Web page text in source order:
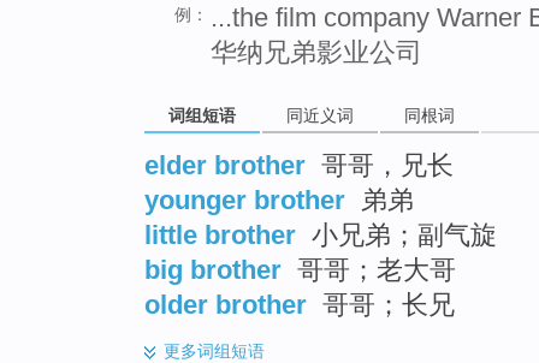
例：
...the film company Warner
华纳兄弟影业公司
词组短语 同近义词 同根词
elder brother 哥哥，兄长
younger brother 弟弟
little brother 小兄弟；副气旋
big brother 哥哥；老大哥
older brother 哥哥；长兄
更多词组短语